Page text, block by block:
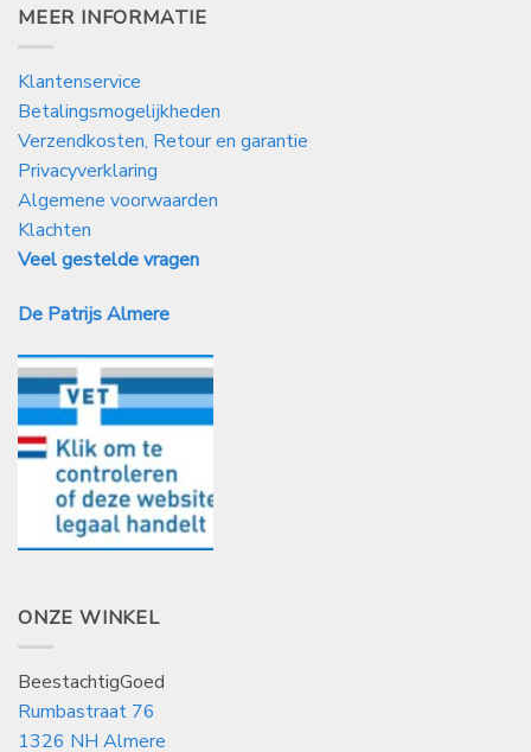
MEER INFORMATIE
Klantenservice
Betalingsmogelijkheden
Verzendkosten, Retour en garantie
Privacyverklaring
Algemene voorwaarden
Klachten
Veel gestelde vragen
De Patrijs Almere
ONZE WINKEL
BeestachtigGoed
Rumbastraat 76
1326 NH Almere